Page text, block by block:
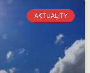
AKTUALITY